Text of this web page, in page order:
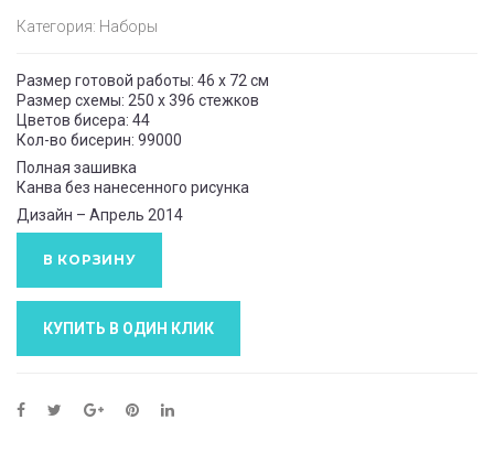
Категория: Наборы
Размер готовой работы: 46 x 72 см
Размер схемы: 250 x 396 стежков
Цветов бисера: 44
Кол-во бисерин: 99000
Полная зашивка
Канва без нанесенного рисунка
Дизайн – Апрель 2014
В КОРЗИНУ
КУПИТЬ В ОДИН КЛИК